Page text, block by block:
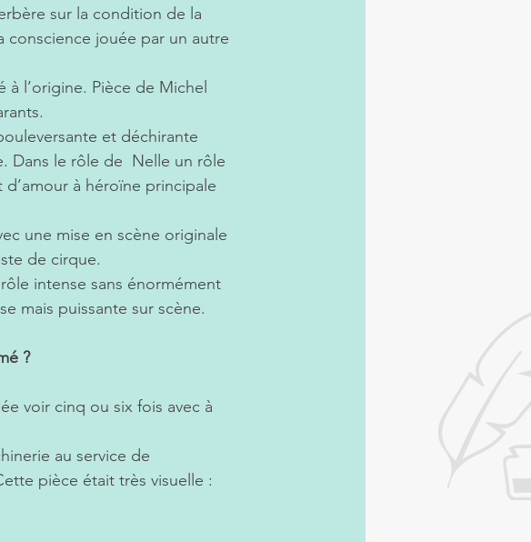
sur la condition de la
conscience jouée par un autre
l’origine. Pièce de Michel
et déchirante
Dans le rôle de  Nelle un rôle
à héroïne principale
une mise en scène originale
de cirque.
intense sans énormément
mais puissante sur scène.
?
voir cinq ou six fois avec à
au service de
pièce était très visuelle :